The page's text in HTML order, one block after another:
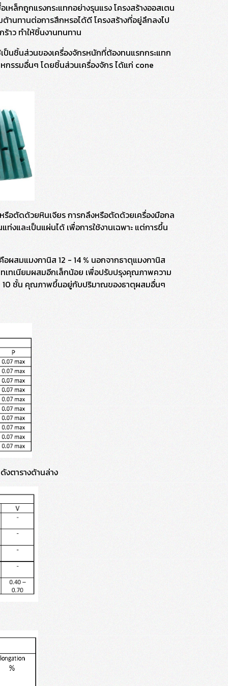
หล็กถูกแรงกระแทกอย่างรุนแรง โครงสร้างออสเตน
านทานต่อการสึกหรอได้ดี โครงสร้างที่อยู่ลึกลงไป
ร้าว ทำให้ชิ้นงานทนทาน
นชิ้นส่วนของเครื่องจักรหนักที่ต้องทนแรกกระแทก
รรมอื่นๆ โดยชิ้นส่วนเครื่องจักร ได้แก่ cone
รือตัดด้วยหินเจียร การกลึงหรือตัดด้วยเครื่องมือกล
งและเป็นแผ่นได้ เพื่อการใช้งานเฉพาะ แต่การขึ้น
ผสมแมงกานิส 12 - 14 % นอกจากธาตุแมงกานิส
ทเทเนียมผสมอีกเล็กน้อย เพื่อปรับปรุงคุณภาพความ
10 ชั้น คุณภาพขึ้นอยู่กับปริมาณของธาตุผสมอื่นๆ
ตารางด้านล่าง